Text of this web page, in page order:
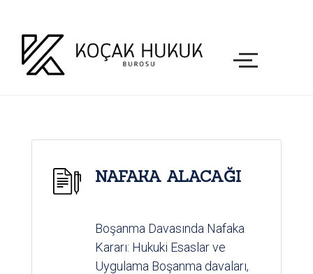
NAFAKA ALACAĞI
Boşanma Davasında Nafaka
Kararı: Hukuki Esaslar ve
Uygulama Boşanma davaları,